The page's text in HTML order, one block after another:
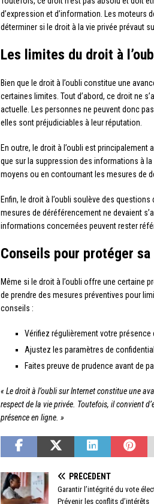
d’expression et d’information. Les moteurs
déterminer si le droit à la vie privée prévaut
Les limites du droit à
Bien que le droit à l’oubli constitue une
certaines limites. Tout d’abord, ce droit ne
actuelle. Les personnes ne peuvent donc
elles sont préjudiciables à leur réputation.
En outre, le droit à l’oubli est
que sur la suppression des informations à
moyens ou en contournant les mesures de
Enfin, le droit à l’oubli soulève des
mesures de déréférencement ne devaient
informations concernées peuvent rester
Conseils pour protéger
Même si le droit à l’oubli offre une certaine
de prendre des mesures préventives pour
conseils :
Vérifiez régulièrement votre
Ajustez les paramètres de
Faites preuve de prudence avant de
« Le droit à l’oubli sur Internet constitue une
respect de la vie privée. Toutefois, il convient
présence en ligne. »
PRÉCÉDENT
Garantir l’intégrité du vote
Prévenir les conflits d’intérêts